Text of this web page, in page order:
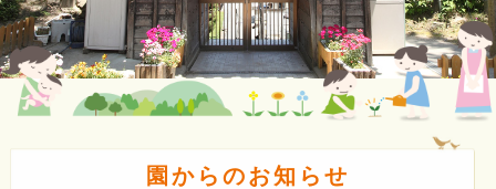
園からのお知らせ